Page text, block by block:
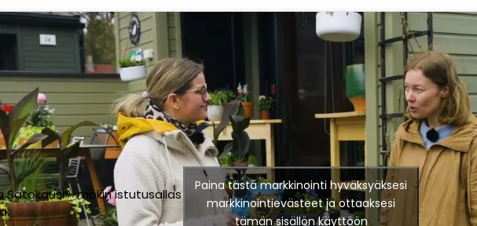
Satokausi®-mökin istutusallas
Paina tästä markkinointi hyväksyäksesi
markkinointievästeet ja ottaaksesi
tämän sisällön käyttöön